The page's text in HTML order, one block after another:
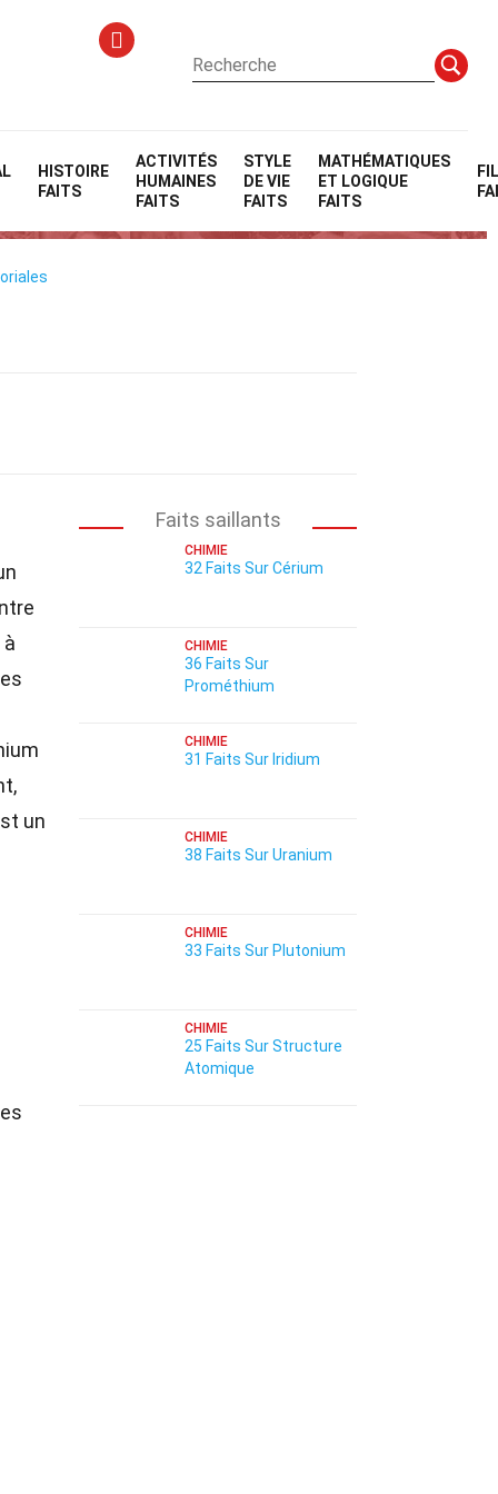
HISTOIRE
FAITS
ACTIVITÉS
HUMAINES
FAITS
STYLE
DE VIE
FAITS
MATHÉMATIQUES
ET LOGIQUE
FAITS
un
Faits saillants
CHIMIE
32 Faits Sur Cérium
CHIMIE
36 Faits Sur
Prométhium
CHIMIE
31 Faits Sur Iridium
CHIMIE
38 Faits Sur Uranium
CHIMIE
33 Faits Sur Plutonium
CHIMIE
25 Faits Sur Structure
Atomique